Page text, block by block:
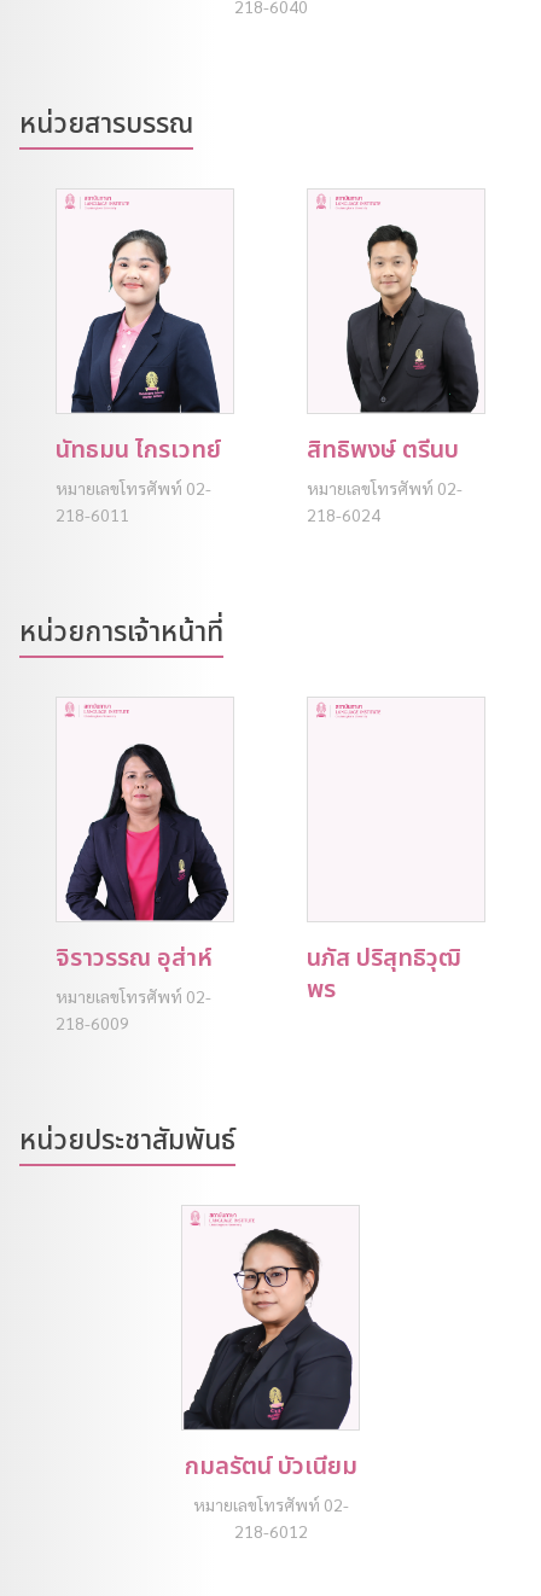
218-6040
หน่วยสารบรรณ
นัทธมน ไกรเวทย์
หมายเลขโทรศัพท์ 02-
218-6011
สิทธิพงษ์ ตรีนบ
หมายเลขโทรศัพท์ 02-
218-6024
หน่วยการเจ้าหน้าที่
จิราวรรณ อุส่าห์
หมายเลขโทรศัพท์ 02-
218-6009
นภัส ปริสุทธิวุฒิ
พร
หน่วยประชาสัมพันธ์
กมลรัตน์ บัวเนียม
หมายเลขโทรศัพท์ 02-
218-6012